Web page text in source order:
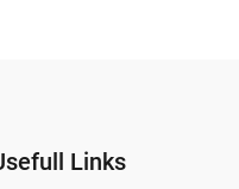
Links